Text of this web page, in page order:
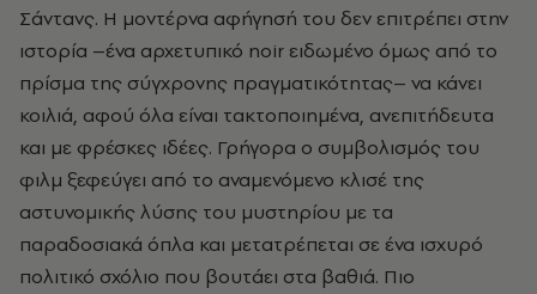
Σάντανς. Η μοντέρνα αφήγησή του δεν επιτρέπει στην
ιστορία –ένα αρχετυπικό noir ειδωμένο όμως από το
πρίσμα της σύγχρονης πραγματικότητας– να κάνει
κοιλιά, αφού όλα είναι τακτοποιημένα, ανεπιτήδευτα
και με φρέσκες ιδέες. Γρήγορα ο συμβολισμός του
φιλμ ξεφεύγει από το αναμενόμενο κλισέ της
αστυνομικής λύσης του μυστηρίου με τα
παραδοσιακά όπλα και μετατρέπεται σε ένα ισχυρό
πολιτικό σχόλιο που βουτάει στα βαθιά. Πιο